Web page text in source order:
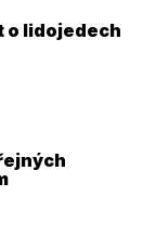
o lidojedech